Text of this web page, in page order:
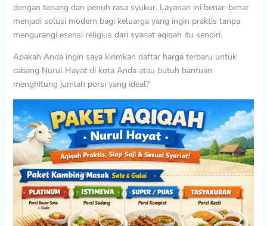
dengan tenang dan penuh rasa syukur. Layanan ini benar-benar
menjadi solusi modern bagi keluarga yang ingin praktis tanpa
mengurangi esensi religius dari syariat aqiqah itu sendiri.
Apakah Anda ingin saya kirimkan daftar harga terbaru untuk
cabang Nurul Hayat di kota Anda atau butuh bantuan
menghitung jumlah porsi yang ideal?